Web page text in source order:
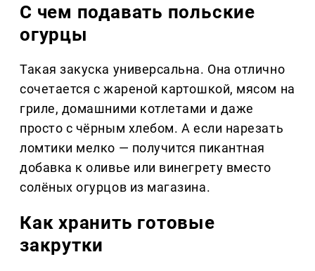
С чем подавать польские
огурцы
Такая закуска универсальна. Она отлично
сочетается с жареной картошкой, мясом на
гриле, домашними котлетами и даже
просто с чёрным хлебом. А если нарезать
ломтики мелко — получится пикантная
добавка к оливье или винегрету вместо
солёных огурцов из магазина.
Как хранить готовые
закрутки